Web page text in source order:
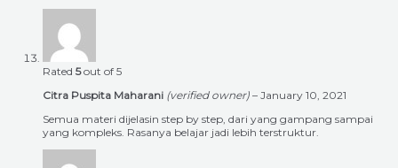
Rated 5out of 5
Citra Puspita Maharani (verified owner) – January 10, 2021
Semua materi dijelasin step by step, dari yang gampang sampai
yang kompleks. Rasanya belajar jadi lebih terstruktur.